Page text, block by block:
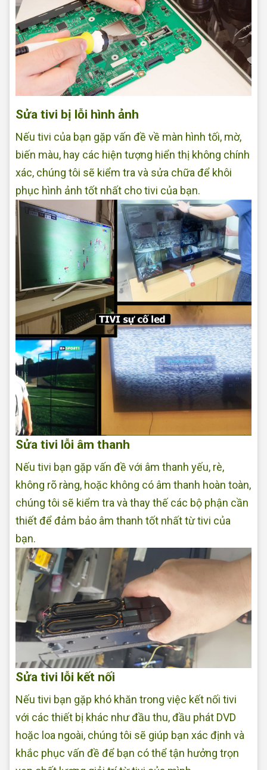
Sửa tivi bị lỗi hình ảnh
Nếu tivi của bạn gặp vấn đề về màn hình tối, mờ,
biến màu, hay các hiện tượng hiển thị không chính
xác, chúng tôi sẽ kiểm tra và sửa chữa để khôi
phục hình ảnh tốt nhất cho tivi của bạn.
Sửa tivi lỗi âm thanh
Nếu tivi bạn gặp vấn đề với âm thanh yếu, rè,
không rõ ràng, hoặc không có âm thanh hoàn toàn,
chúng tôi sẽ kiểm tra và thay thế các bộ phận cần
thiết để đảm bảo âm thanh tốt nhất từ tivi của
bạn.
Sửa tivi lỗi kết nối
Nếu tivi bạn gặp khó khăn trong việc kết nối tivi
với các thiết bị khác như đầu thu, đầu phát DVD
hoặc loa ngoài, chúng tôi sẽ giúp bạn xác định và
khắc phục vấn đề để bạn có thể tận hưởng trọn